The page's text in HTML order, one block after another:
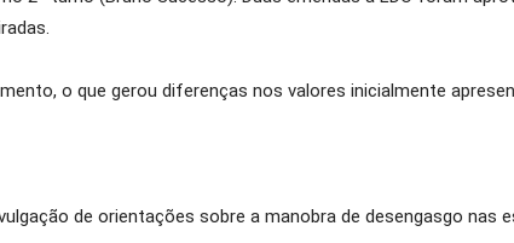
o que gerou diferenças nos valores inicialmente
de orientações sobre a manobra de desengasgo nas